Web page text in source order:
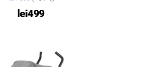
lei499